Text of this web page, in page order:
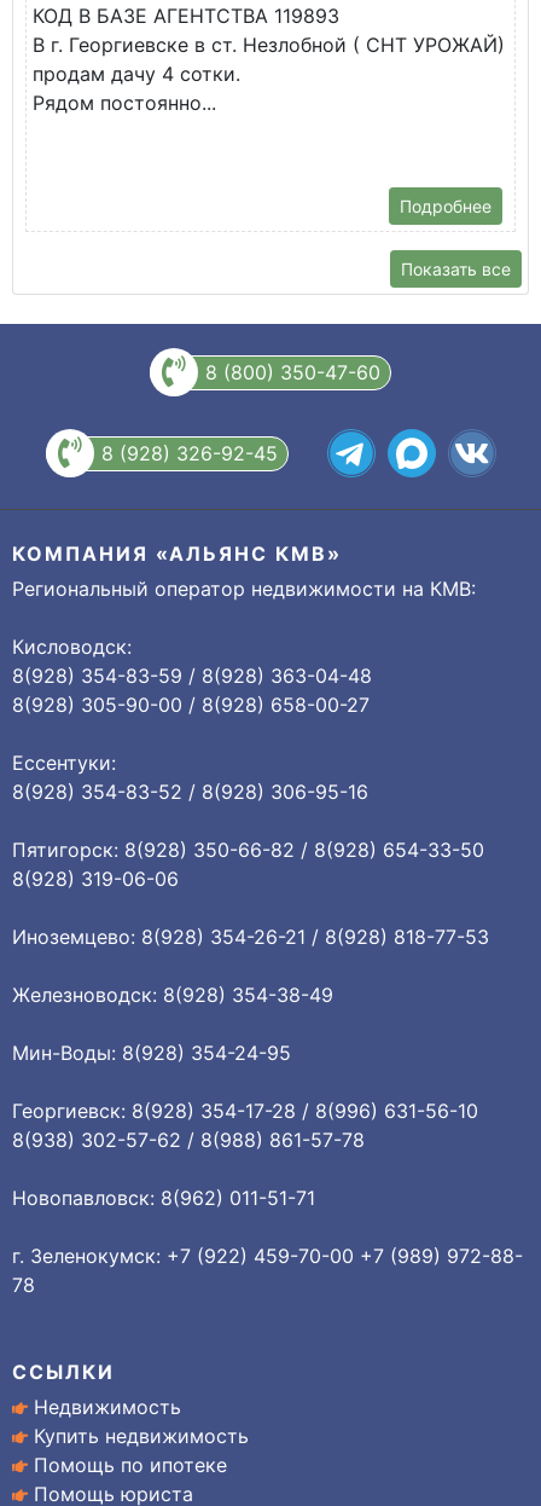
КОД В БАЗЕ АГЕНТСТВА 119893
В г. Георгиевске в ст. Незлобной ( СНТ УРОЖАЙ)
продам дачу 4 сотки.
Рядом постоянно...
Подробнее
Показать все
8 (800) 350-47-60
8 (928) 326-92-45
КОМПАНИЯ «АЛЬЯНС КМВ»
Региональный оператор недвижимости на КМВ:
Кисловодск:
8(928) 354-83-59 / 8(928) 363-04-48
8(928) 305-90-00 / 8(928) 658-00-27
Ессентуки:
8(928) 354-83-52 / 8(928) 306-95-16
Пятигорск: 8(928) 350-66-82 / 8(928) 654-33-50
8(928) 319-06-06
Иноземцево: 8(928) 354-26-21 / 8(928) 818-77-53
Железноводск: 8(928) 354-38-49
Мин-Воды: 8(928) 354-24-95
Георгиевск: 8(928) 354-17-28 / 8(996) 631-56-10
8(938) 302-57-62 / 8(988) 861-57-78
Новопавловск: 8(962) 011-51-71
г. Зеленокумск: +7 (922) 459-70-00 +7 (989) 972-88-
78
ССЫЛКИ
Недвижимость
Купить недвижимость
Помощь по ипотеке
Помощь юриста